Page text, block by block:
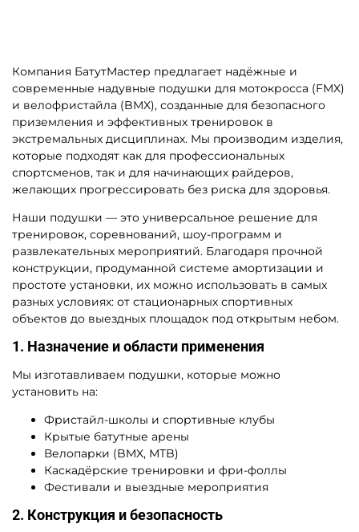
Компания БатутМастер предлагает надёжные и
современные надувные подушки для мотокросса (FMX)
и велофристайла (BMX), созданные для безопасного
приземления и эффективных тренировок в
экстремальных дисциплинах. Мы производим изделия,
которые подходят как для профессиональных
спортсменов, так и для начинающих райдеров,
желающих прогрессировать без риска для здоровья.
Наши подушки — это универсальное решение для
тренировок, соревнований, шоу-программ и
развлекательных мероприятий. Благодаря прочной
конструкции, продуманной системе амортизации и
простоте установки, их можно использовать в самых
разных условиях: от стационарных спортивных
объектов до выездных площадок под открытым небом.
1. Назначение и области применения
Мы изготавливаем подушки, которые можно
установить на:
Фристайл-школы и спортивные клубы
Крытые батутные арены
Велопарки (BMX, MTB)
Каскадёрские тренировки и фри-фоллы
Фестивали и выездные мероприятия
2. Конструкция и безопасность